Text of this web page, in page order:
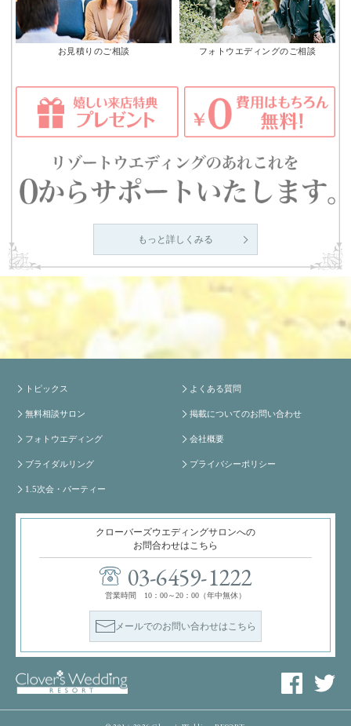
お見積りのご相談 フォトウエディングのご相談
もっと詳しくみる
トピックス
無料相談サロン
フォトウエディング
ブライダルリング
1.5次会・パーティー
よくある質問
掲載についてのお問い合わせ
会社概要
プライバシーポリシー
クローバーズウエディングサロンへの
お問合わせはこちら
03-6459-1222
営業時間 10：00～20：00（年中無休）
メールでのお問い合わせはこちら